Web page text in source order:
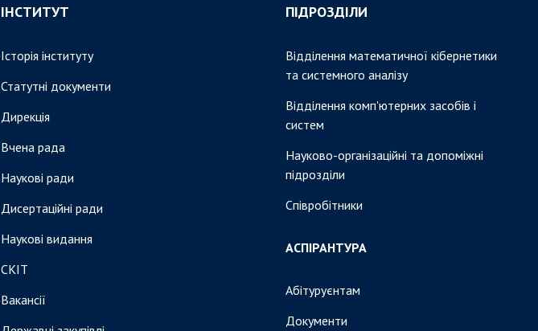
ІНСТИТУТ
Історія інституту
Статутні документи
Дирекція
Вчена рада
Наукові ради
Дисертаційні ради
Наукові видання
СКІТ
Вакансії
ПІДРОЗДІЛИ
Відділення математичної кібернетики
та системного аналізу
Відділення комп'ютерних засобів і
систем
Науково-організаційні та допоміжні
підрозділи
Співробітники
АСПІРАНТУРА
Абітуруєнтам
Документи